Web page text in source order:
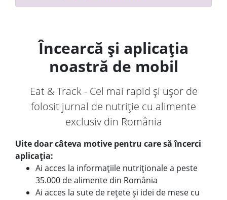
Încearcă și aplicația
noastră de mobil
Eat & Track - Cel mai rapid și ușor de
folosit jurnal de nutriție cu alimente
exclusiv din România
Uite doar câteva motive pentru care să încerci
aplicația:
Ai acces la informațiile nutriționale a peste
35.000 de alimente din România
Ai acces la sute de rețete și idei de mese cu